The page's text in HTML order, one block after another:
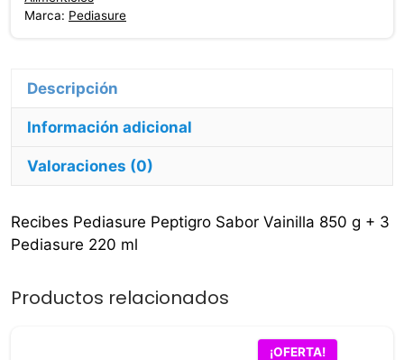
Marca: Pediasure
Descripción
Información adicional
Valoraciones (0)
Recibes Pediasure Peptigro Sabor Vainilla 850 g + 3
Pediasure 220 ml
Productos relacionados
¡OFERTA!